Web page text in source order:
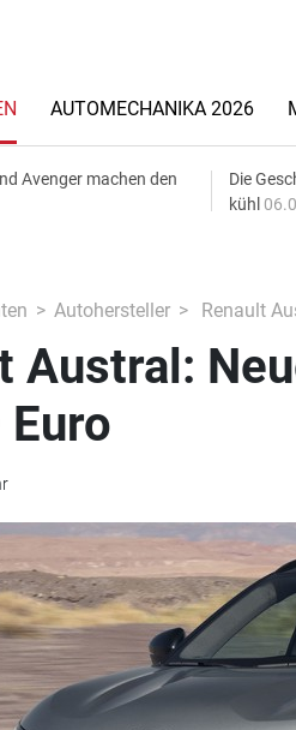
AUTOMECHANIKA 2026
Avenger machen den
Die
kühl
Autohersteller Renault
Austral: